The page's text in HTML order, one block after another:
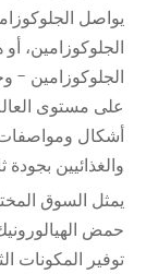
يواصل
الجلوكوزامين -
على مستوى
أشكال ومواصفات
والغذائيين بجودة
يمثل السوق
حمض
توفير المكونات